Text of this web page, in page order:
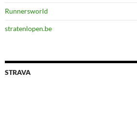
Runnersworld
stratenlopen.be
STRAVA